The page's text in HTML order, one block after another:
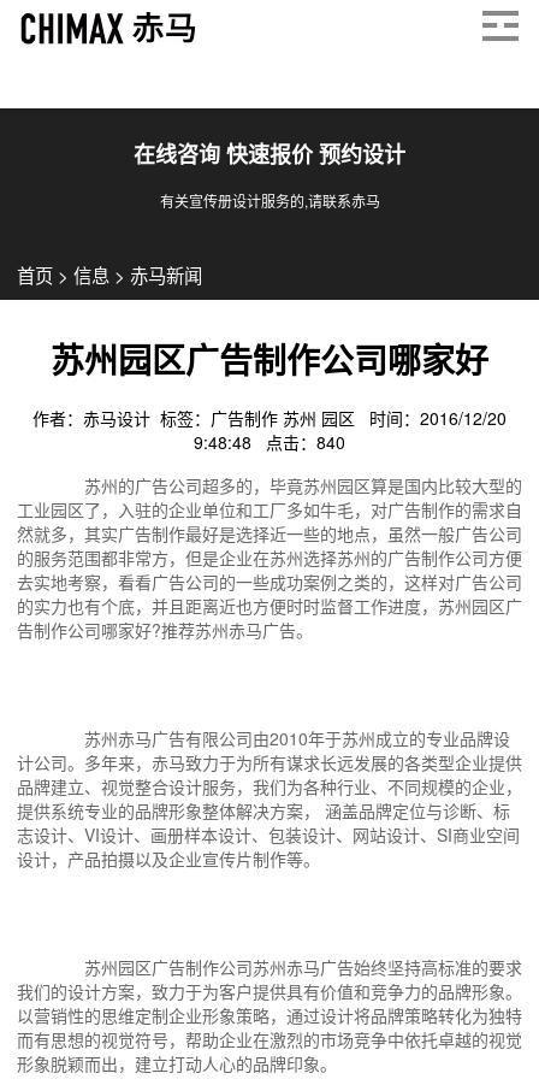
在线咨询 快速报价 预约设计
有关宣传册设计服务的,请联系赤马
首页 > 信息 > 赤马新闻
苏州园区广告制作公司哪家好
作者：赤马设计 标签： 广告制作 苏州 园区
时间：2016/12/20
9:48:48 点击： 840
苏州的广告公司超多的，毕竟苏州园区算是国内比较大型的
工业园区了，入驻的企业单位和工厂多如牛毛，对广告制作的需求自
然就多，其实广告制作最好是选择近一些的地点，虽然一般广告公司
的服务范围都非常方，但是企业在苏州选择苏州的广告制作公司方便
去实地考察，看看广告公司的一些成功案例之类的，这样对广告公司
的实力也有个底，并且距离近也方便时时监督工作进度，苏州园区广
告制作公司哪家好?推荐苏州赤马广告。
苏州赤马广告有限公司由2010年于苏州成立的专业品牌设
计公司。多年来，赤马致力于为所有谋求长远发展的各类型企业提供
品牌建立、视觉整合设计服务，我们为各种行业、不同规模的企业，
提供系统专业的品牌形象整体解决方案， 涵盖品牌定位与诊断、标
志设计、VI设计、画册样本设计、包装设计、网站设计、SI商业空间
设计，产品拍摄以及企业宣传片制作等。
苏州园区广告制作公司苏州赤马广告始终坚持高标准的要求
我们的设计方案，致力于为客户提供具有价值和竞争力的品牌形象。
以营销性的思维定制企业形象策略，通过设计将品牌策略转化为独特
而有思想的视觉符号，帮助企业在激烈的市场竞争中依托卓越的视觉
形象脱颖而出，建立打动人心的品牌印象。